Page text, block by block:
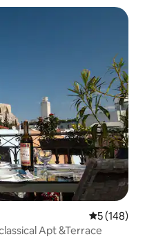
gości
Średnia
5 (148)
Apt &Terrace